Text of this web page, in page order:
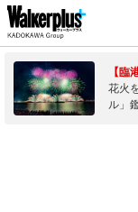
【臨
花火
ル」